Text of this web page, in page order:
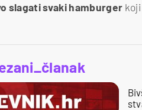
slagati svaki hamburger